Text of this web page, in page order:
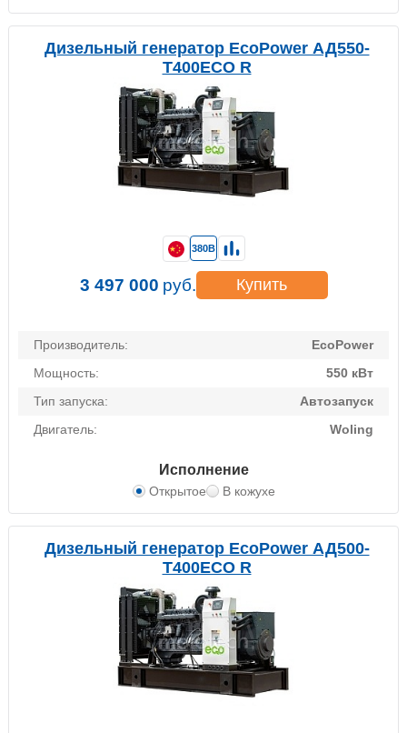
Дизельный генератор EcoPower АД550-
T400ECO R
Производитель:
EcoPower
Мощность:
550 кВт
Тип запуска:
Автозапуск
Двигатель:
Woling
Исполнение
Открытое В кожухе
380В
3 497 000 руб. Купить
Дизельный генератор EcoPower АД500-
T400ECO R